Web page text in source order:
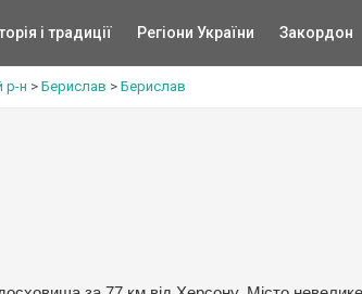
і традиції Регіони України Закордон
р-н > Берислав > Берислав